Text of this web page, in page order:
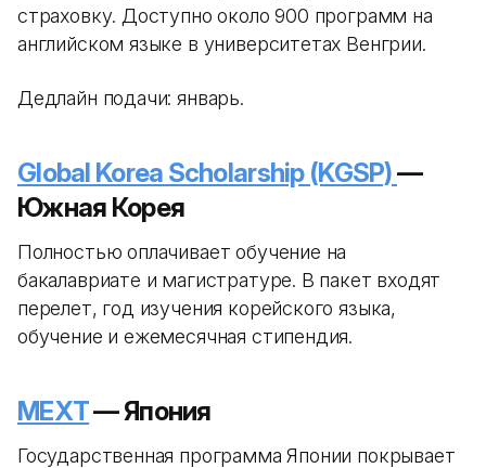
страховку. Доступно около 900 программ на
английском языке в университетах Венгрии.
Дедлайн подачи: январь.
Global Korea Scholarship (KGSP)—
Южная Корея
Полностью оплачивает обучение на
бакалавриате и магистратуре. В пакет входят
перелет, год изучения корейского языка,
обучение и ежемесячная стипендия.
MEXT— Япония
Государственная программа Японии покрывает